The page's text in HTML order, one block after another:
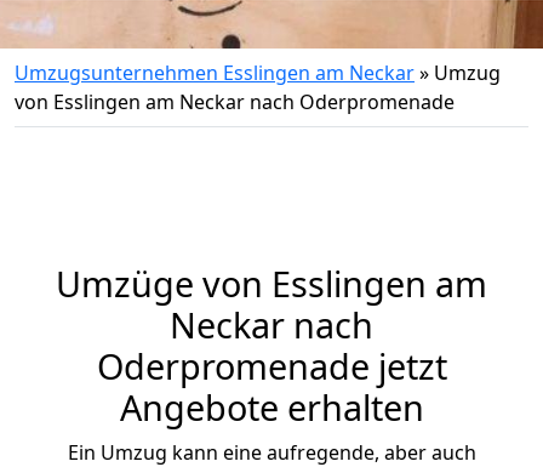
Umzugsunternehmen Esslingen am Neckar» Umzug
von Esslingen am Neckar nach Oderpromenade
Umzüge von Esslingen am
Neckar nach
Oderpromenade jetzt
Angebote erhalten
Ein Umzug kann eine aufregende, aber auch